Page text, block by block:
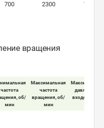
700 2300 160
вращения
частота
об/
мин
Максимальная
частота
вращения, об/
мин
давление на
входе